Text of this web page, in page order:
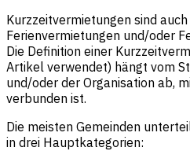
Kurzzeitvermietungen sind
Ferienvermietungen und/oder
Die Definition einer
Artikel verwendet) hängt vom
und/oder der Organisation ab,
verbunden ist.
Die meisten Gemeinden
in drei Hauptkategorien: